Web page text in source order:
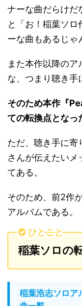
ナーな曲だらけだ
と「お！稲葉ソ
ーな曲もあるじゃ
また本作以降のア
な、つまり聴き手
そのため本作『
ての転換点となっ
ただ、聴き手に寄
さんが伝えたい
てある。
そのため、前2作
アルバムである。
ひとこと
稲葉ソロの
稲葉浩志ソロ